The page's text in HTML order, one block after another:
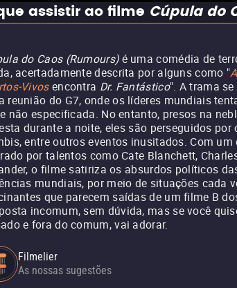
assistir ao filme Cúpula do
do Caos (Rumours)é uma comédia de
acertadamente descrita por alguns como "
Vivosencontra Dr. Fantástico". A trama
reunião do G7, onde os líderes mundiais
não especificada. No entanto, presos na
durante a noite, eles são perseguidos por
entre outros eventos inusitados. Com um
por talentos como Cate Blanchett,
o filme satiriza os absurdos políticos
mundiais, por meio de situações cada
que parecem saídas de um filme B
incomum, sem dúvida, mas se você
e fora do comum, vai adorar.
Filmelier
As nossas sugestões